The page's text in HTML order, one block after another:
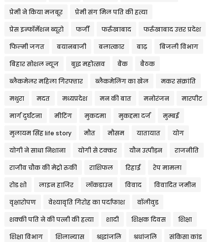
प्रेमी ने किया मजबूर प्रेमी संग मिल पति की हत्या
प्रेस इन्फॉर्मेशन ब्यूरो फर्जी फर्रुखाबाद फर्रुखाबाद उत्तर प्रदेश
फिल्मी जगत बयानबाजी बलात्कार बाढ़ बिजली विभाग
बिहार सोशल न्यूज बुद्ध महोत्सव बैंक बैठक
ब्लैकमेलर महिला गिरफ्तार ब्लैकमेलिंग का खेल मकर संक्रांति
मथुरा मदत मध्यप्रदेश मन की बात मनोरंजन मारपीट
मार्ग दुर्घटना मीटिंग मुकदमा मुकद्दमा दर्ज मुम्बई
मुलायम सिंह life story मौत मौसम यातायात योग
योगी ने साधा निशाना योगी से टक्कर यौन उत्पीड़न राजनीति
राजीव चौक की मेट्रो रुकी राशिफल रिहाई रेप मामला
रोड शो लाइन हाजिर लॉकडाउन विवाद विवादित जमीन
वृक्षारोपण वेश्यावृति गिरोह का पर्दाफाश वॉलीवुड
शक्की पति ने की पत्नी की हत्या शादी शिक्षक दिवस शिक्षा
शिक्षा विभाग शिलान्यास श्रद्धांजलि श्रधांजलि संकिसा कांड